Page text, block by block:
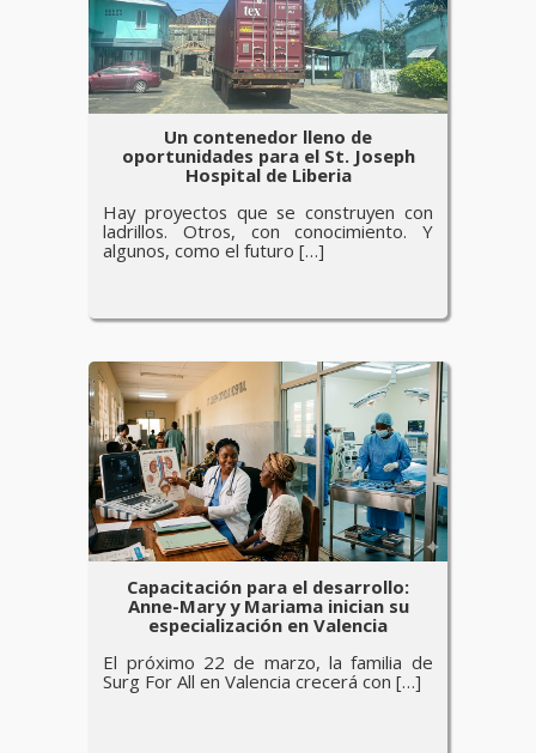
Un contenedor lleno de
oportunidades para el St. Joseph
Hospital de Liberia
Hay proyectos que se construyen con
ladrillos. Otros, con conocimiento. Y
algunos, como el futuro […]
Capacitación para el desarrollo:
Anne-Mary y Mariama inician su
especialización en Valencia
El próximo 22 de marzo, la familia de
Surg For All en Valencia crecerá con […]